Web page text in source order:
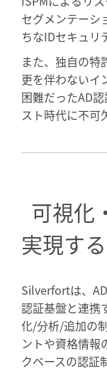
セグメンテーシ
ちなIDセキュリ
また、独自の特
更を伴わないイ
困難だったAD
スト時代に不可
可視化
実現す
Silverfortは、
認証基盤と連携
化/分析/追加の
ントや資格情報
クベースの認証